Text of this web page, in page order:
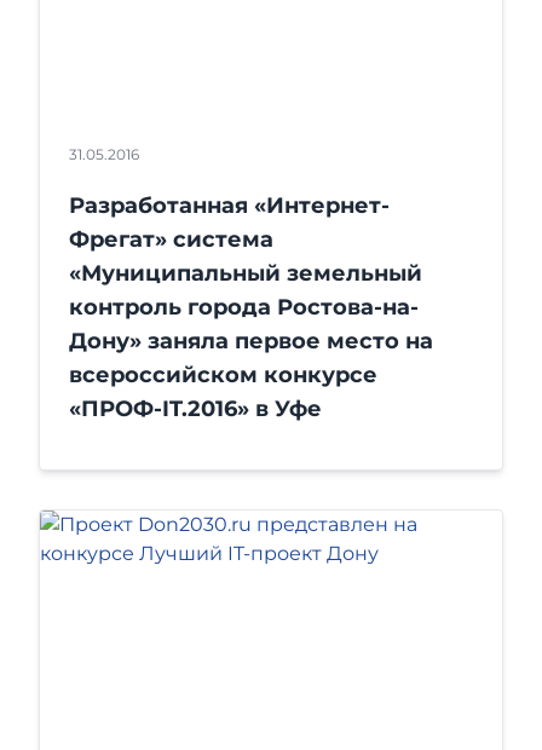
31.05.2016
Разработанная «Интернет-
Фрегат» система
«Муниципальный земельный
контроль города Ростова-на-
Дону» заняла первое место на
всероссийском конкурсе
«ПРОФ-IT.2016» в Уфе